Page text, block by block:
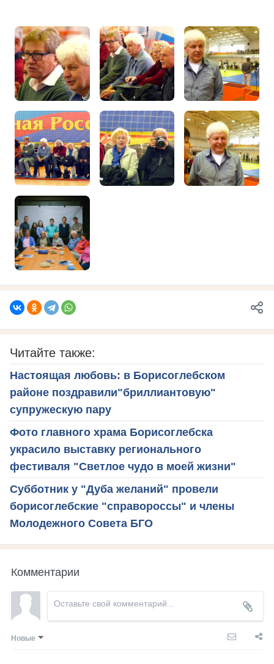
Читайте также:
Настоящая любовь: в Борисоглебском
районе поздравили"бриллиантовую"
супружескую пару
Фото главного храма Борисоглебска
украсило выставку регионального
фестиваля "Светлое чудо в моей жизни"
Субботник у "Дуба желаний" провели
борисоглебские "справороссы" и члены
Молодежного Совета БГО
Комментарии
Новые